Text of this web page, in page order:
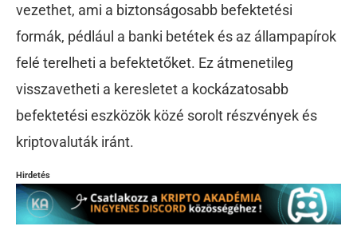
vezethet, ami a biztonságosabb befektetési
formák, pédlául a banki betétek és az állampapírok
felé terelheti a befektetőket. Ez átmenetileg
visszavetheti a keresletet a kockázatosabb
befektetési eszközök közé sorolt részvények és
kriptovaluták iránt.
Hirdetés